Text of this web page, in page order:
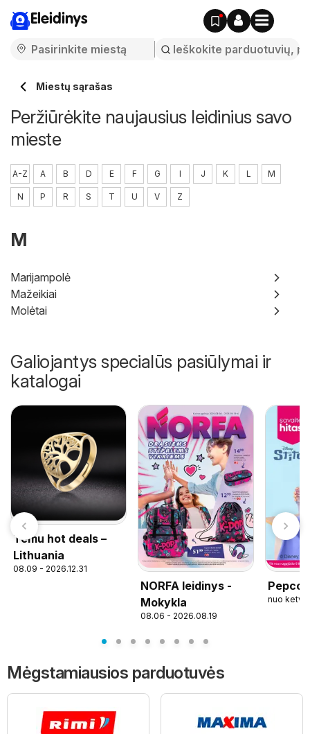
Eleidinys
Miestų sąrašas
Peržiūrėkite naujausius leidinius savo
mieste
A-Z A B D E F G I J K L M
N P R S T U V Z
M
Marijampolė
Mažeikiai
Molėtai
Galiojantys specialūs pasiūlymai ir
katalogai
Temu hot deals –
Lithuania
08.09 - 2026.12.31
NORFA leidinys -
Mokykla
08.06 - 2026.08.19
Pepco
nuo
Mėgstamiausios parduotuvės